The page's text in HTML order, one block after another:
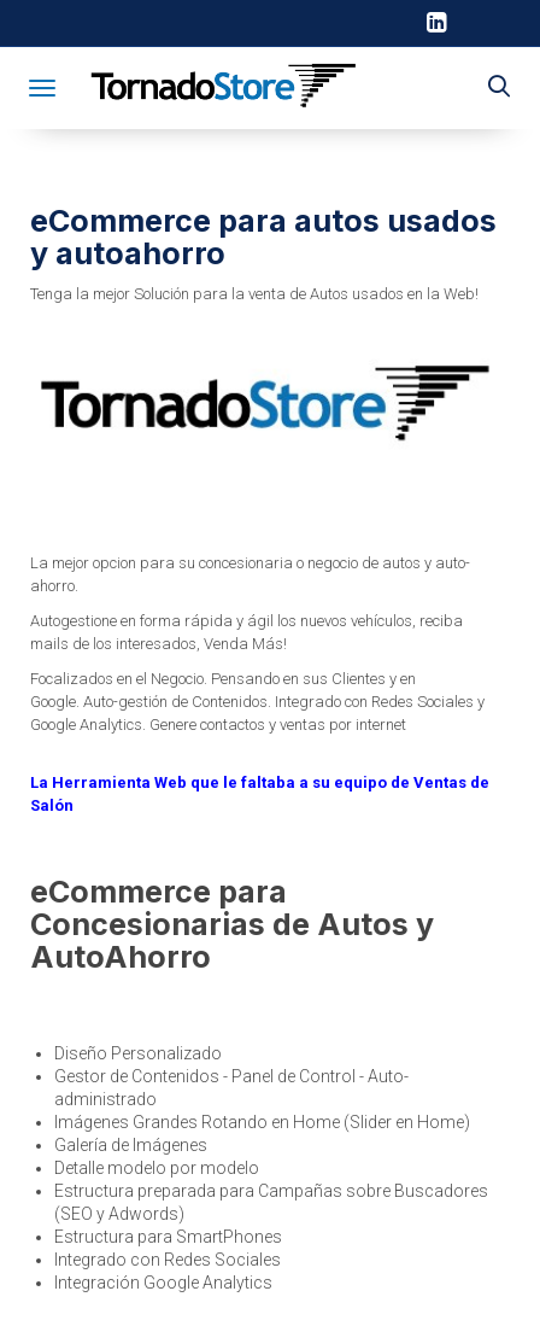
Toggle navigation
eCommerce para autos usados
y autoahorro
Tenga la mejor Solución para la venta de Autos usados en la Web!
La mejor opcion para su concesionaria o negocio de autos y auto-
ahorro.
Autogestione en forma rápida y ágil los nuevos vehículos, reciba
mails de los interesados, Venda Más!
Focalizados en el Negocio. Pensando en sus Clientes y en
Google. Auto-gestión de Contenidos. Integrado con Redes Sociales y
Google Analytics. Genere contactos y ventas por internet
La Herramienta Web que le faltaba a su equipo de Ventas de
Salón
eCommerce para
Concesionarias de Autos y
AutoAhorro
Diseño Personalizado
Gestor de Contenidos - Panel de Control - Auto-
administrado
Imágenes Grandes Rotando en Home (Slider en Home)
Galería de Imágenes
Detalle modelo por modelo
Estructura preparada para Campañas sobre Buscadores
(SEO y Adwords)
Estructura para SmartPhones
Integrado con Redes Sociales
Integración Google Analytics